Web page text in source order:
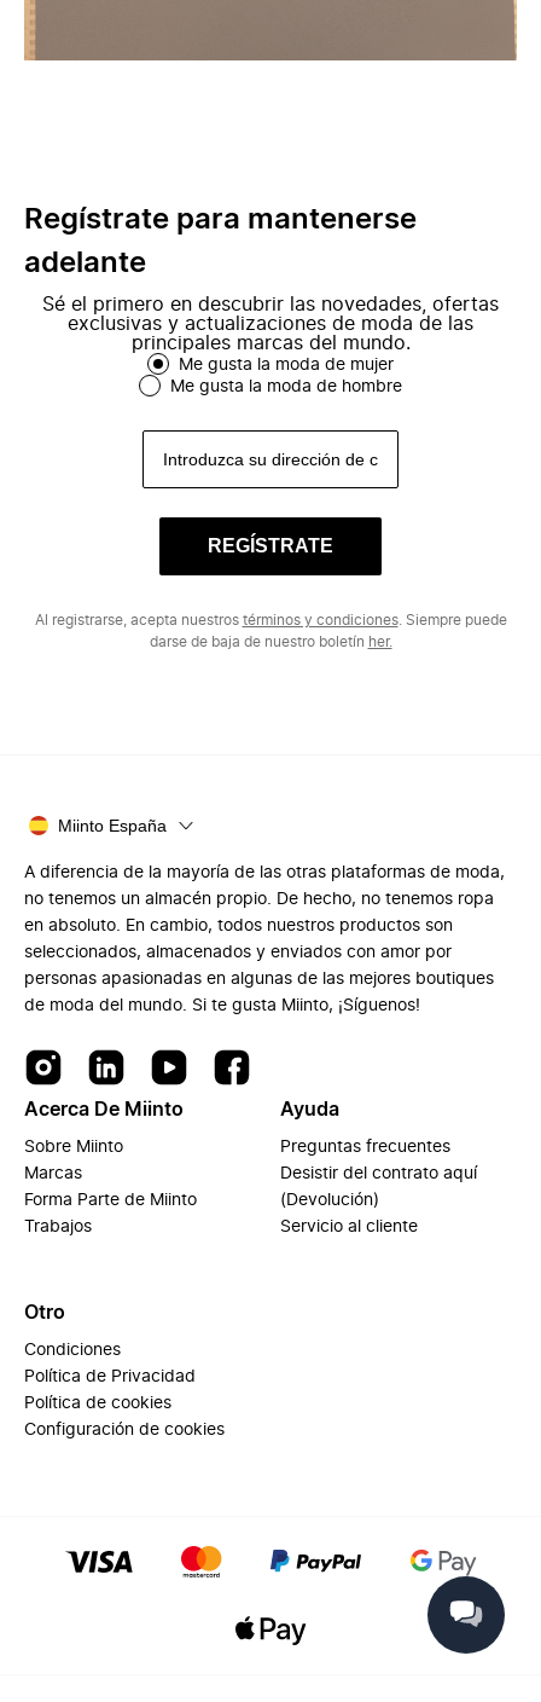
Regístrate para mantenerse
adelante
Sé el primero en descubrir las novedades, ofertas
exclusivas y actualizaciones de moda de las
principales marcas del mundo.
Me gusta la moda de mujer
Me gusta la moda de hombre
REGÍSTRATE
Al registrarse, acepta nuestros términos y condiciones. Siempre puede
darse de baja de nuestro boletín her.
Miinto España
A diferencia de la mayoría de las otras plataformas de moda,
no tenemos un almacén propio. De hecho, no tenemos ropa
en absoluto. En cambio, todos nuestros productos son
seleccionados, almacenados y enviados con amor por
personas apasionadas en algunas de las mejores boutiques
de moda del mundo. Si te gusta Miinto, ¡Síguenos!
Acerca De Miinto
Sobre Miinto
Marcas
Forma Parte de Miinto
Trabajos
Ayuda
Preguntas frecuentes
Desistir del contrato aquí
(Devolución)
Servicio al cliente
Otro
Condiciones
Política de Privacidad
Política de cookies
Configuración de cookies